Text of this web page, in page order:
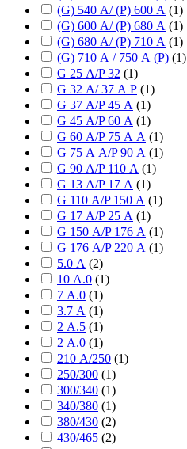
(G) 540 А/ (P) 600 А (1)
(G) 600 А/ (P) 680 А (1)
(G) 680 А/ (P) 710 А (1)
(G) 710 А / 750 А (P) (1)
G 25 А/P 32 (1)
G 32 А/ 37 А P (1)
G 37 А/P 45 А (1)
G 45 А/P 60 А (1)
G 60 А/P 75 А А (1)
G 75 А А/P 90 А (1)
G 90 А/P 110 А (1)
G 13 А/P 17 А (1)
G 110 А/P 150 А (1)
G 17 А/P 25 А (1)
G 150 А/P 176 А (1)
G 176 А/P 220 А (1)
5.0 А (2)
10 А.0 (1)
7 А.0 (1)
3.7 А (1)
2 А.5 (1)
2 А.0 (1)
210 А/250 (1)
250/300 (1)
300/340 (1)
340/380 (1)
380/430 (2)
430/465 (2)